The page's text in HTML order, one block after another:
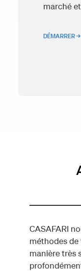
marché
DÉMARRER →
CASAFARI
méthodes
manière très